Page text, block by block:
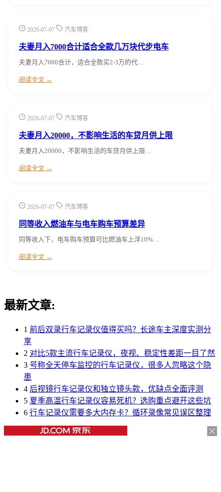
2026-07-07 汽车博客
夫妻月入7000合计适合全款几万块代步电车
夫妻月入7000合计，适合全款买2-3万的代…
阅读全文 →
2026-07-07 汽车博客
夫妻月入20000，不影响生活的车贷月供上限
夫妻月入20000，不影响生活的车贷月供上限…
阅读全文 →
2026-07-07 汽车博客
同等收入燃油车与电车购车预算差异
同等收入下，电车购车预算可比燃油车上浮10%…
阅读全文 →
最新文章:
1 前后双录行车记录仪值得买吗？长途车主深度实测分
享
2 对比5款主流行车记录仪，夜视、稳定性差距一目了然
3 号称全天停车监控的行车记录仪，很多人忽略这个隐
患
4 后视镜行车记录仪和独立镜头款，优缺点全面评测
5 夏季高温行车记录仪容易死机？选购重点避开这些坑
6 行车记录仪需要多大内存卡？循环录像常见误区整理